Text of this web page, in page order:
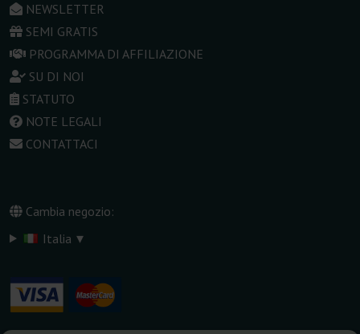
NEWSLETTER
SEMI GRATIS
PROGRAMMA DI AFFILIAZIONE
SU DI NOI
STATUTO
NOTE LEGALI
CONTATTACI
Cambia negozio:
Italia ▾